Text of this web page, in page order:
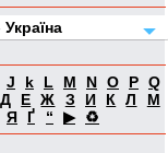
Україна
J k L M N O P Q
Д Е Ж З И К Л
М
Я Ґ “ ▶ ♻